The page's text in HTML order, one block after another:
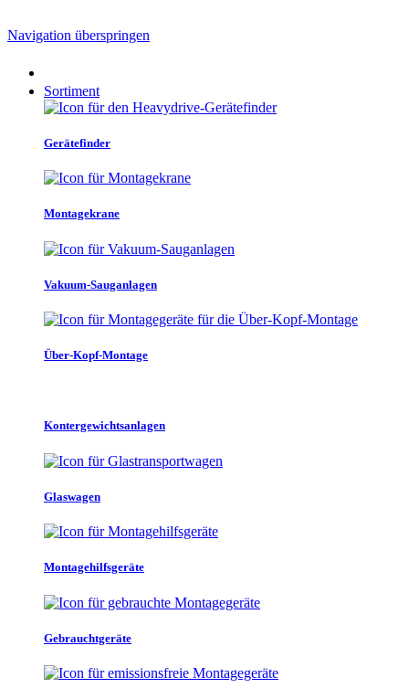
Navigation überspringen
Sortiment
Gerätefinder
Montagekrane
Vakuum-Sauganlagen
Über-Kopf-Montage
Kontergewichtsanlagen
Glaswagen
Montagehilfsgeräte
Gebrauchtgeräte